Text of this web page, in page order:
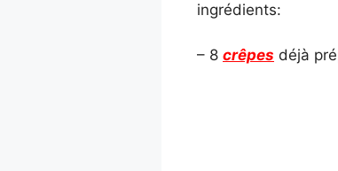
ingrédients:
– 8 crêpes déjà